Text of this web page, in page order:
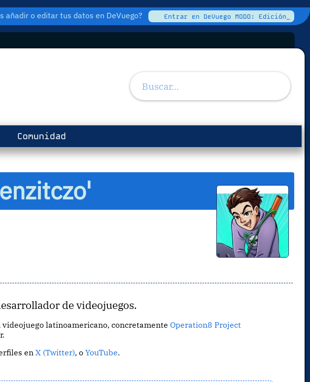
añadir o editar tus datos en DeVuego? Entrar en DeVuego MODO: Edición_
Comunidad
de videojuegos.
latinoamericano, concretamente Operation8 Project
en X (Twitter), o YouTube.